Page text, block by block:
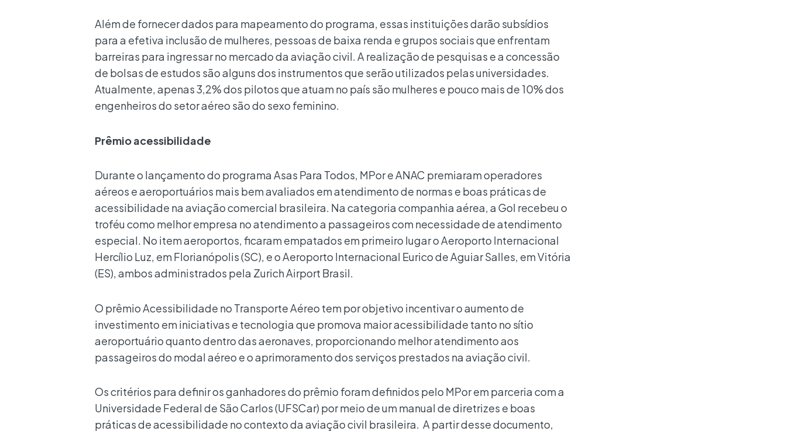
Além de fornecer dados para mapeamento do programa, essas instituições darão subsídios
para a efetiva inclusão de mulheres, pessoas de baixa renda e grupos sociais que enfrentam
barreiras para ingressar no mercado da aviação civil. A realização de pesquisas e a concessão
de bolsas de estudos são alguns dos instrumentos que serão utilizados pelas universidades.
Atualmente, apenas 3,2% dos pilotos que atuam no país são mulheres e pouco mais de 10% dos
engenheiros do setor aéreo são do sexo feminino.
Prêmio acessibilidade
Durante o lançamento do programa Asas Para Todos, MPor e ANAC premiaram operadores
aéreos e aeroportuários mais bem avaliados em atendimento de normas e boas práticas de
acessibilidade na aviação comercial brasileira. Na categoria companhia aérea, a Gol recebeu o
troféu como melhor empresa no atendimento a passageiros com necessidade de atendimento
especial. No item aeroportos, ficaram empatados em primeiro lugar o Aeroporto Internacional
Hercílio Luz, em Florianópolis (SC), e o Aeroporto Internacional Eurico de Aguiar Salles, em Vitória
(ES), ambos administrados pela Zurich Airport Brasil.
O prêmio Acessibilidade no Transporte Aéreo tem por objetivo incentivar o aumento de
investimento em iniciativas e tecnologia que promova maior acessibilidade tanto no sítio
aeroportuário quanto dentro das aeronaves, proporcionando melhor atendimento aos
passageiros do modal aéreo e o aprimoramento dos serviços prestados na aviação civil.
Os critérios para definir os ganhadores do prêmio foram definidos pelo MPor em parceria com a
Universidade Federal de São Carlos (UFSCar) por meio de um manual de diretrizes e boas
práticas de acessibilidade no contexto da aviação civil brasileira. A partir desse documento,